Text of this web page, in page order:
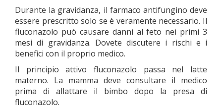
Durante la gravidanza, il farmaco antifungino deve
essere prescritto solo se è veramente necessario. Il
fluconazolo può causare danni al feto nei primi 3
mesi di gravidanza. Dovete discutere i rischi e i
benefici con il proprio medico.
Il principio attivo fluconazolo passa nel latte
materno. La mamma deve consultare il medico
prima di allattare il bimbo dopo la presa di
fluconazolo.